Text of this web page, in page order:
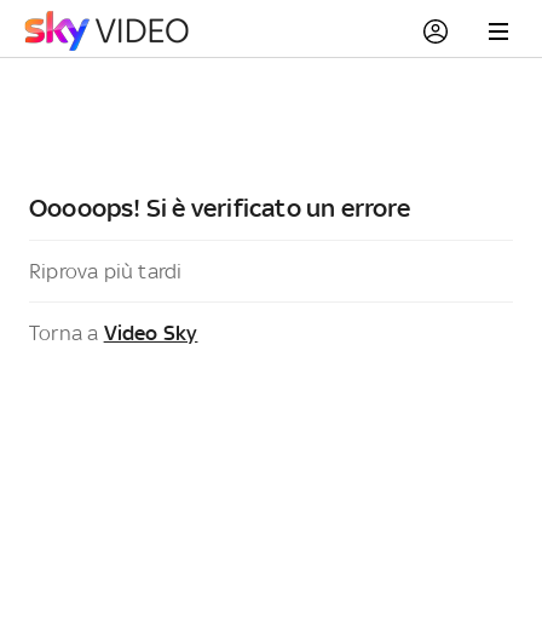
Ooooops! Si è verificato un errore
Riprova più tardi
Torna a Video Sky